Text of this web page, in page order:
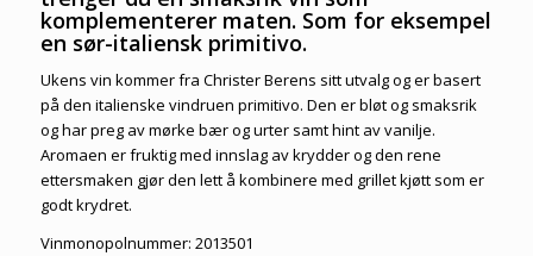
komplementerer maten. Som for eksempel
en sør-italiensk primitivo.
Ukens vin kommer fra Christer Berens sitt utvalg og er basert
på den italienske vindruen primitivo. Den er bløt og smaksrik
og har preg av mørke bær og urter samt hint av vanilje.
Aromaen er fruktig med innslag av krydder og den rene
ettersmaken gjør den lett å kombinere med grillet kjøtt som er
godt krydret.
Vinmonopolnummer: 2013501